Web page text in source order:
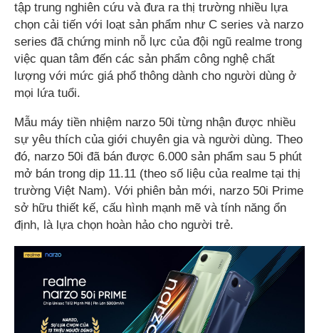
tập trung nghiên cứu và đưa ra thị trường nhiều lựa
chọn cải tiến với loạt sản phẩm như C series và narzo
series đã chứng minh nỗ lực của đội ngũ realme trong
việc quan tâm đến các sản phẩm công nghệ chất
lượng với mức giá phổ thông dành cho người dùng ở
mọi lứa tuổi.
Mẫu máy tiền nhiệm narzo 50i từng nhận được nhiều
sự yêu thích của giới chuyên gia và người dùng. Theo
đó, narzo 50i đã bán được 6.000 sản phẩm sau 5 phút
mở bán trong dịp 11.11 (theo số liệu của realme tại thị
trường Việt Nam). Với phiên bản mới, narzo 50i Prime
sở hữu thiết kế, cấu hình mạnh mẽ và tính năng ổn
định, là lựa chọn hoàn hảo cho người trẻ.